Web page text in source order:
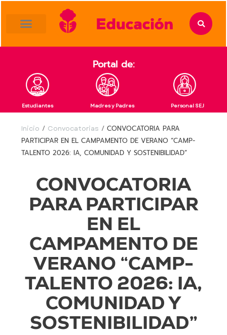
Portal de:
Estudiantes Madres y Padres Personal SEJ
Inicio / Convocatorias / CONVOCATORIA PARA
PARTICIPAR EN EL CAMPAMENTO DE VERANO “CAMP-
TALENTO 2026: IA, COMUNIDAD Y SOSTENIBILIDAD”
CONVOCATORIA
PARA PARTICIPAR
EN EL
CAMPAMENTO DE
VERANO “CAMP-
TALENTO 2026: IA,
COMUNIDAD Y
SOSTENIBILIDAD”